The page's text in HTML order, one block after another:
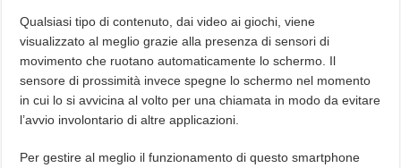
Qualsiasi tipo di contenuto, dai video ai giochi, viene
visualizzato al meglio grazie alla presenza di sensori di
movimento che ruotano automaticamente lo schermo. Il
sensore di prossimità invece spegne lo schermo nel momento
in cui lo si avvicina al volto per una chiamata in modo da evitare
l’avvio involontario di altre applicazioni.
Per gestire al meglio il funzionamento di questo smartphone